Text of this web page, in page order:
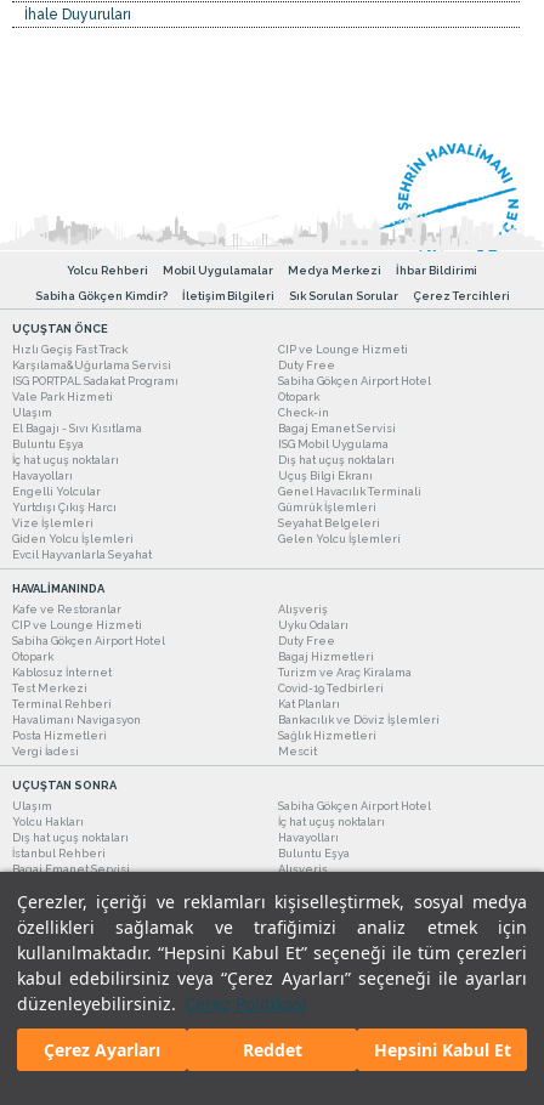
Çerezler, içeriği ve reklamları kişiselleştirmek, sosyal medya
özellikleri sağlamak ve trafiğimizi analiz etmek için
kullanılmaktadır. “Hepsini Kabul Et” seçeneği ile tüm çerezleri
kabul edebilirsiniz veya “Çerez Ayarları” seçeneği ile ayarları
düzenleyebilirsiniz. Çerez Politikası
Çerez Ayarları
Reddet Hepsini Kabul Et
İhale Duyuruları
Yolcu Rehberi Mobil Uygulamalar Medya Merkezi
İhbar Bildirimi
Sabiha Gökçen Kimdir?
İletişim Bilgileri Sık Sorulan Sorular Çerez Tercihleri
UÇUŞTAN ÖNCE
Hızlı Geçiş Fast Track
CIP ve Lounge Hizmeti
Karşılama&Uğurlama Servisi
Duty Free
ISG PORTPAL Sadakat Programı
Sabiha Gökçen Airport Hotel
Vale Park Hizmeti
Otopark
Ulaşım
Check-in
El Bagajı - Sıvı Kısıtlama
Bagaj Emanet Servisi
Buluntu Eşya
ISG Mobil Uygulama
İç hat uçuş noktaları
Dış hat uçuş noktaları
Havayolları
Uçuş Bilgi Ekranı
Engelli Yolcular
Genel Havacılık Terminali
Yurtdışı Çıkış Harcı
Gümrük İşlemleri
Vize İşlemleri
Seyahat Belgeleri
Giden Yolcu İşlemleri
Gelen Yolcu İşlemleri
Evcil Hayvanlarla Seyahat
HAVALİMANINDA
Kafe ve Restoranlar
Alışveriş
CIP ve Lounge Hizmeti
Uyku Odaları
Sabiha Gökçen Airport Hotel
Duty Free
Otopark
Bagaj Hizmetleri
Kablosuz İnternet
Turizm ve Araç Kiralama
Test Merkezi
Covid-19 Tedbirleri
Terminal Rehberi
Kat Planları
Havalimanı Navigasyon
Bankacılık ve Döviz İşlemleri
Posta Hizmetleri
Sağlık Hizmetleri
Vergi İadesi
Mescit
UÇUŞTAN SONRA
Ulaşım
Sabiha Gökçen Airport Hotel
Yolcu Hakları
İç hat uçuş noktaları
Dış hat uçuş noktaları
Havayolları
İstanbul Rehberi
Buluntu Eşya
Bagaj Emanet Servisi
Alışveriş
Yasal Uyarılar Çerez Politikamız Gizlilik Taahhüdümüz |